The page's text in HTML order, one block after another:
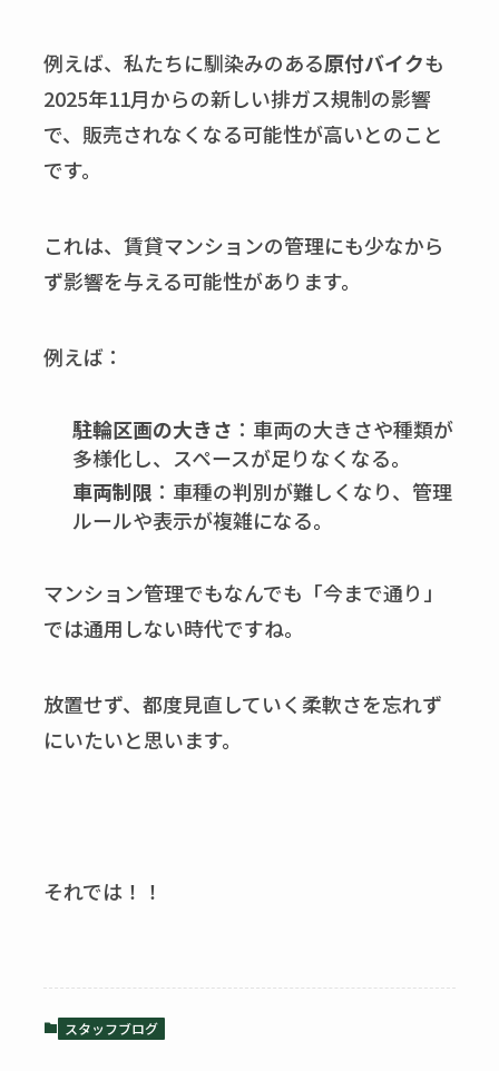
例えば、私たちに馴染みのある原付バイクも
2025年11月からの新しい排ガス規制の影響
で、販売されなくなる可能性が高いとのこと
です。
これは、賃貸マンションの管理にも少なから
ず影響を与える可能性があります。
例えば：
駐輪区画の大きさ ：車両の大きさや種類が
多様化し、スペースが足りなくなる。
車両制限 ：車種の判別が難しくなり、管理
ルールや表示が複雑になる。
マンション管理でもなんでも「今まで通り」
では通用しない時代ですね。
放置せず、都度見直していく柔軟さを忘れず
にいたいと思います。
それでは！！
スタッフブログ